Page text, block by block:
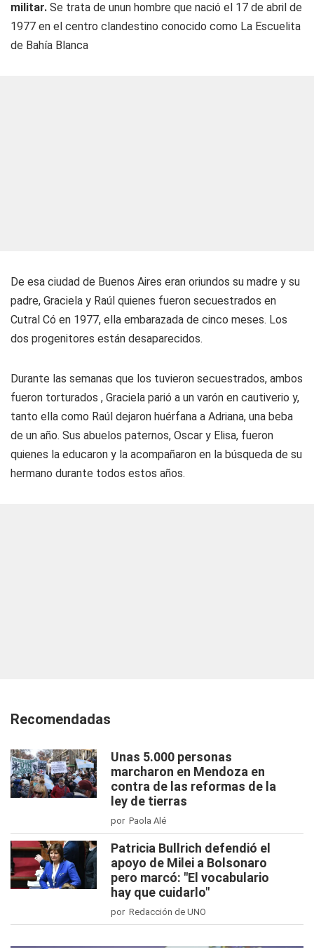
militar. Se trata de unun hombre que nació el 17 de abril de
1977 en el centro clandestino conocido como La Escuelita
de Bahía Blanca
De esa ciudad de Buenos Aires eran oriundos su madre y su
padre, Graciela y Raúl quienes fueron secuestrados en
Cutral Có en 1977, ella embarazada de cinco meses. Los
dos progenitores están desaparecidos.
Durante las semanas que los tuvieron secuestrados, ambos
fueron torturados , Graciela parió a un varón en cautiverio y,
tanto ella como Raúl dejaron huérfana a Adriana, una beba
de un año. Sus abuelos paternos, Oscar y Elisa, fueron
quienes la educaron y la acompañaron en la búsqueda de su
hermano durante todos estos años.
Recomendadas
Unas 5.000 personas
marcharon en Mendoza en
contra de las reformas de la
ley de tierras
por Paola Alé
Patricia Bullrich defendió el
apoyo de Milei a Bolsonaro
pero marcó: "El vocabulario
hay que cuidarlo"
por Redacción de UNO